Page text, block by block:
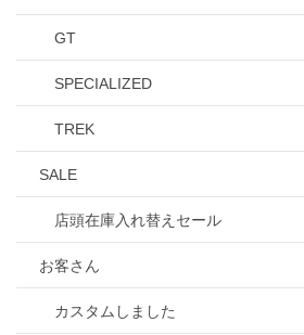
GT
SPECIALIZED
TREK
SALE
店頭在庫入れ替えセール
お客さん
カスタムしました